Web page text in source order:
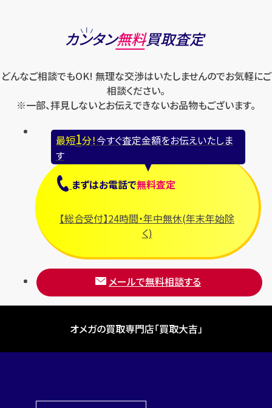
カンタン無料買取査定
どんなご相談でもOK! 無理な交渉はいたしませんのでお気軽にご
相談ください。
※一部、拝見しないとお伝えできないお品物もございます。
最短1分！今すぐ査定金額をお伝えいたしま
す
まずはお電話で無料査定
【総合受付】24時間・年中無休(年末年始除
く)
メールで無料相談する
オメガの買取専門店「買取大吉」